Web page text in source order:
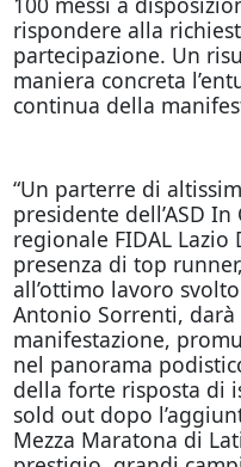
rispondere alla
partecipazione. Un
maniera concreta
continua della
“Un parterre di
presidente dell’ASD
regionale FIDAL
presenza di top
all’ottimo lavoro
Antonio Sorrenti,
manifestazione,
nel panorama
della forte risposta di
sold out dopo
Mezza Maratona di